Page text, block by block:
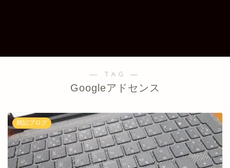
― TAG ―
Googleアドセンス
雑記ブログ